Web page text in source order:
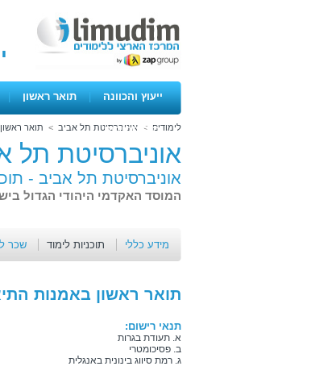
ייעוץ והכוונה | תואר ראשון |
ימים פתוחיםלימודים > אוניברסיטת תל אביב > תואר
אוניברסיטת תל
אוניברסיטת תל אביב -
המוסד האקדמי היהודי הגדול
מידע כללי תוכניות לימוד שכר
תואר ראשון באמנות
תנאי רישום:
א. תעודת בגרות
ב. פסיכומטרי
ג. רמת סיווג בינונית באנגלית